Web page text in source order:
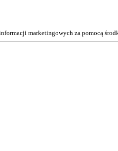
marketingowych za pomocą